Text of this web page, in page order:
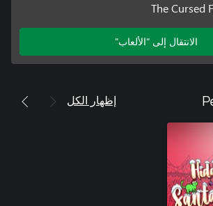
The Cursed
الانتقال إلى "الألعاب"
إظهار الكل